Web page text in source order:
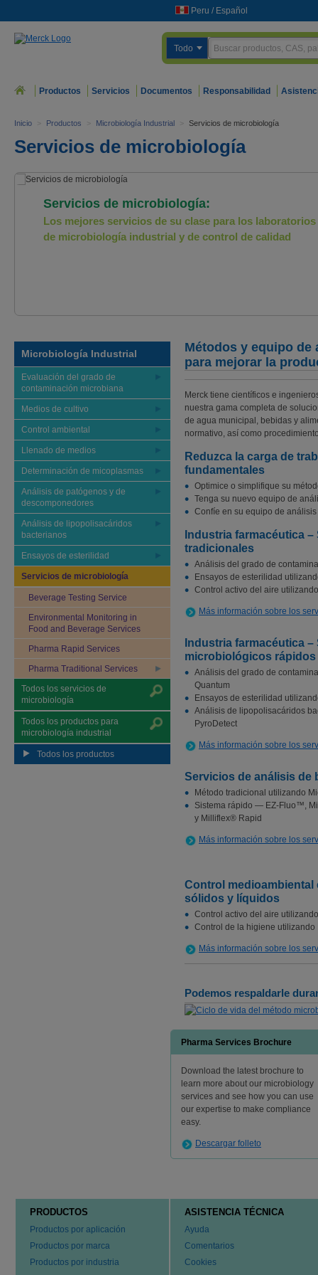
Peru / Español
Todo
Productos Servicios Documentos Responsabilidad
Inicio > Productos > Microbiología Industrial > Servicios de microbiología
Servicios de microbiología
Servicios de microbiología:
Los mejores servicios de su clase para los laboratorios
de microbiología industrial y de control de calidad
Microbiología Industrial
Evaluación del grado de
contaminación microbiana
Medios de cultivo
Control ambiental
Llenado de medios
Determinación de micoplasmas
Análisis de patógenos y de
descomponedores
Análisis de lipopolisacáridos
bacterianos
Ensayos de esterilidad
Servicios de microbiología
Beverage Testing Service
Environmental Monitoring in
Food and Beverage Services
Pharma Rapid Services
Pharma Traditional Services
Todos los servicios de
microbiología
Todos los productos para
microbiología industrial
Todos los productos
Métodos y equipo de
para mejorar la
Merck tiene científicos e
nuestra gama completa de
de agua municipal, bebidas y
normativo, así como
Reduzca la carga de
fundamentales
Optimice o simplifique su
Tenga su nuevo equipo de
Confíe en su equipo de
Industria farmacéutica
tradicionales
Análisis del grado de
Ensayos de esterilidad
Control activo del aire
Más información sobre los
Industria farmacéutica
microbiológicos rápidos
Análisis del grado de
Quantum
Ensayos de esterilidad
Análisis de lipopolisacáridos
PyroDetect
Más información sobre los
Servicios de análisis de
Método tradicional utilizando
Sistema rápido — EZ-Fluo™,
y Milliflex® Rapid
Más información sobre los
Control
sólidos y líquidos
Control activo del aire
Control de la higiene utilizando
Más información sobre los
Podemos respaldarle
Pharma Services Brochure
Download the latest brochure to
learn more about our microbiology
services and see how you can use
our expertise to make compliance
easy.
Descargar folleto
PRODUCTOS
Productos por aplicación
Productos por marca
Productos por industria
ASISTENCIA TÉCNICA
Ayuda
Comentarios
Cookies